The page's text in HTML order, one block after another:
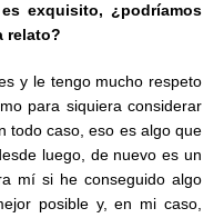
exquisito, ¿podríamos
relato?
y le tengo mucho respeto
para siquiera considerar
todo caso, eso es algo que
luego, de nuevo es un
mí si he conseguido algo
posible y, en mi caso,